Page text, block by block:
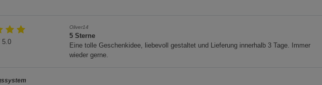
Oliver14
5 Sterne
Eine tolle Geschenkidee, liebevoll gestaltet und Lieferung innerhalb 3 Tage. Immer
wieder gerne.